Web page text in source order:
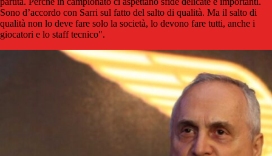
Sono d’accordo con Sarri sul fatto del salto di qualità. Ma il salto di
qualità non lo deve fare solo la società, lo devono fare tutti, anche i
giocatori e lo staff tecnico".